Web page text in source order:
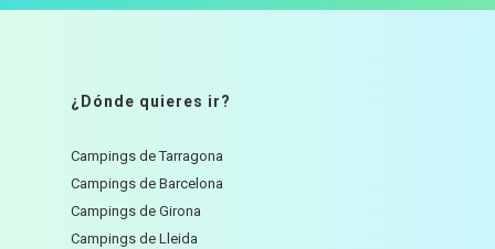
¿Dónde quieres ir?
Campings de Tarragona
Campings de Barcelona
Campings de Girona
Campings de Lleida